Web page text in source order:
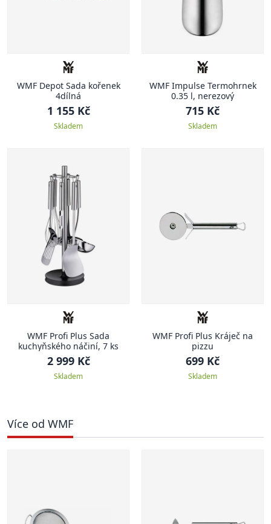
WMF Depot Sada kořenek
4dílná
1 155 Kč
Skladem
WMF Impulse Termohrnek
0.35 l, nerezový
715 Kč
Skladem
WMF Profi Plus Sada
kuchyňského náčiní, 7 ks
2 999 Kč
Skladem
WMF Profi Plus Kráječ na
pizzu
699 Kč
Skladem
Více od WMF